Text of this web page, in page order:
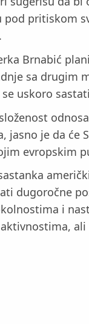
pod pritiskom
Brnabić
sa drugim
se uskoro
jasno je da
evropskim
dugoročne
i